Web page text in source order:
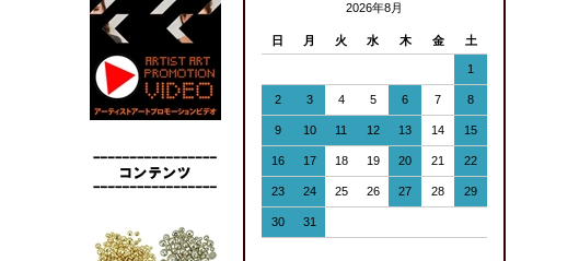
2026年8月
日 月 火 水 木 金 土
1
2 3 4 5 6 7 8
9 10 11 12 13 14 15
16 17 18 19 20 21 22
23 24 25 26 27 28 29
30 31